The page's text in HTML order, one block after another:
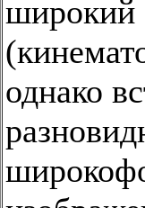
широкий
однако